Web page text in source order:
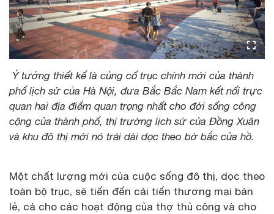
Ý tưởng thiết kế là củng cố trục chính mới của thành
phố lịch sử của Hà Nội, đưa Bắc Bắc Nam kết nối trực
quan hai địa điểm quan trọng nhất cho đời sống công
cộng của thành phố, thị trường lịch sử của Đồng Xuân
và khu đô thị mới nó trải dài dọc theo bờ bắc của hồ.
Một chất lượng mới của cuộc sống đô thị, dọc theo
toàn bộ trục, sẽ tiến đến cải tiến thương mại bán
lẻ, cả cho các hoạt động của thợ thủ công và cho